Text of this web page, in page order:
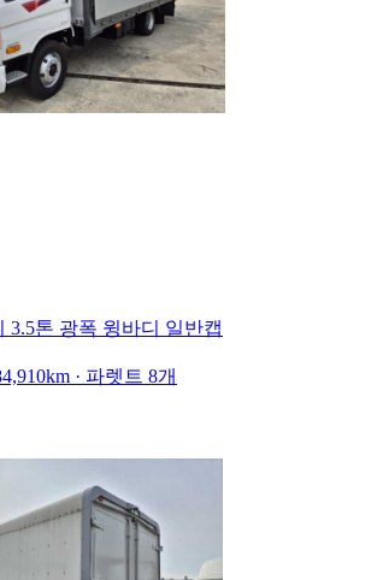
3.5톤 광폭 윙바디 일반캡
· 파렛트 8개